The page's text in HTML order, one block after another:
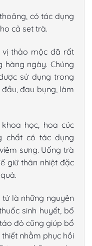
có tác dụng
cả set trà.
thảo mộc đã rất
hàng ngày. Chúng
sử dụng trong
đau bụng, làm
học, hoa cúc
chất có tác dụng
sưng. Uống trà
giữ thân nhiệt đặc
là những nguyên
sinh huyết, bổ
đỏ cũng giúp bổ
nhằm phục hồi